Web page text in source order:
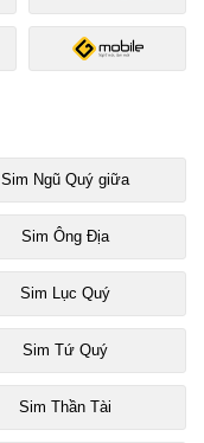
Sim Ngũ Quý giữa
Sim Ông Địa
Sim Lục Quý
Sim Tứ Quý
Sim Thần Tài